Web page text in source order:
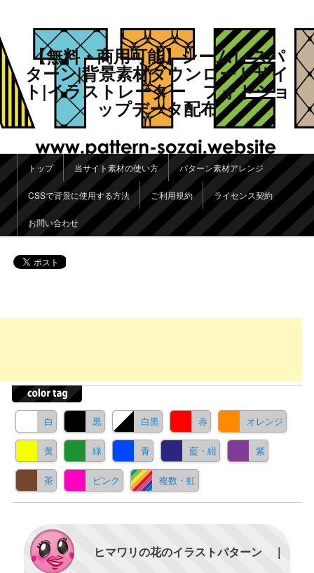
【無料・商用可能】シームレスパ
ターン|背景素材ダウンロードサイ
ト|イラストレーター フォトショ
ップデータ配布
メインメニュー
メインコンテンツへ移動
サブコンテンツへ移動
トップ 当サイト素材の使い方 パターン素材アレンジ
CSSで背景に使用する方法 ご利用規約 ライセンス契約
お問い合わせ
白 黒 白黒 赤 オレンジ
黄 緑 青 藍・紺 紫
茶 ピンク 複数・虹
ヒマワリの花のイラストパターン ｜